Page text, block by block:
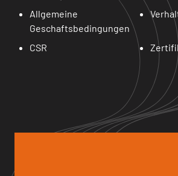
Allgemeine
Geschaftsbedingungen
CSR